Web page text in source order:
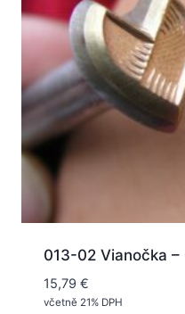
013-02 Vianočka
15,79 €
včetně 21% DPH